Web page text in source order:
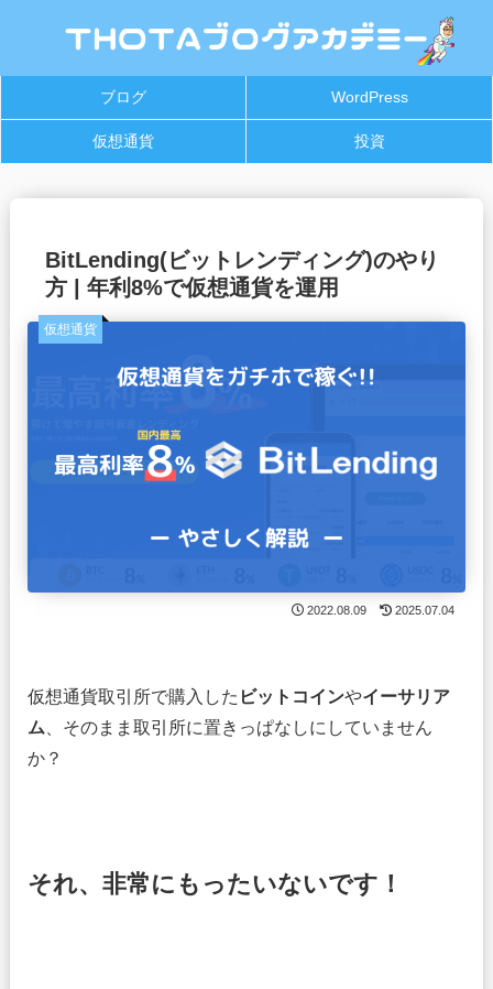
ブログ WordPress
仮想通貨 投資
BitLending(ビットレンディング)のやり
方 | 年利8%で仮想通貨を運用
仮想通貨
2022.08.09 2025.07.04
仮想通貨取引所で購入した ビットコインやイーサリア
ム 、そのまま取引所に置きっぱなしにしていません
か？
それ、非常にもったいないです！